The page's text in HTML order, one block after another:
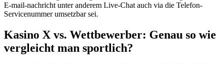
E-mail-nachricht unter anderem Live-Chat auch via die Telefon-
Servicenummer umsetzbar sei.
Kasino X vs. Wettbewerber: Genau so wie
vergleicht man sportlich?